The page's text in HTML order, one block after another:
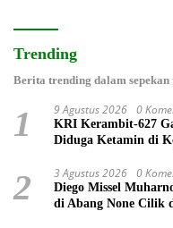
Trending
Berita trending dalam
1 9 Agustus 2026 0
KRI Kerambit-627
Diduga Ketamin di
2 3 Agustus 2026 0
Diego Missel
di Abang None Cilik